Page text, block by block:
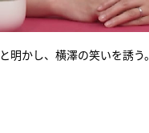
かし、横澤の笑いを誘う。